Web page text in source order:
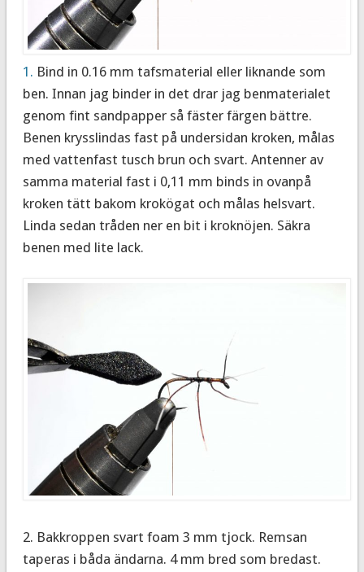
1. Bind in 0.16 mm tafsmaterial eller liknande som
ben. Innan jag binder in det drar jag benmaterialet
genom fint sandpapper så fäster färgen bättre.
Benen krysslindas fast på undersidan kroken, målas
med vattenfast tusch brun och svart. Antenner av
samma material fast i 0,11 mm binds in ovanpå
kroken tätt bakom krokögat och målas helsvart.
Linda sedan tråden ner en bit i kroknöjen. Säkra
benen med lite lack.
2. Bakkroppen svart foam 3 mm tjock. Remsan
taperas i båda ändarna. 4 mm bred som bredast.